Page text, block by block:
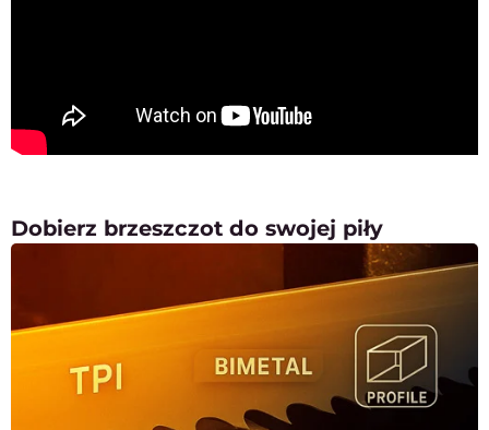
Dobierz brzeszczot do swojej piły